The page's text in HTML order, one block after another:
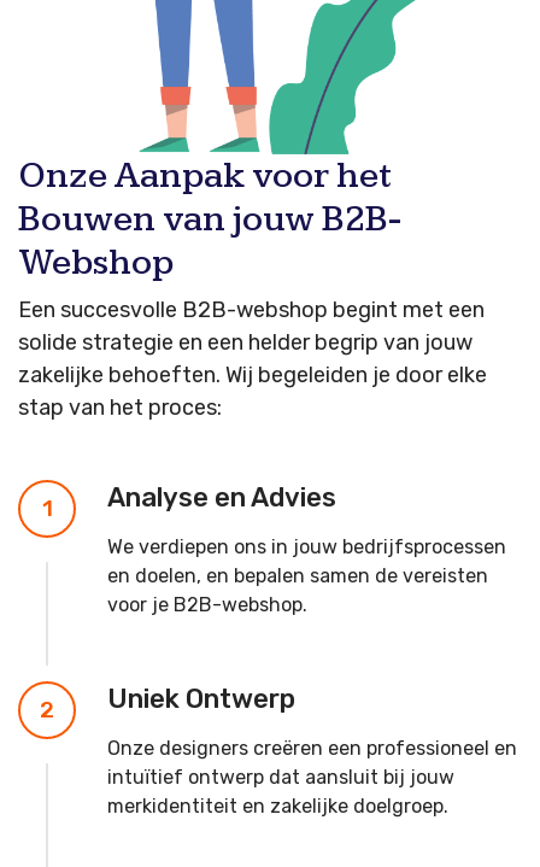
Onze Aanpak voor het
Bouwen van jouw B2B-
Webshop
Een succesvolle B2B-webshop begint met een
solide strategie en een helder begrip van jouw
zakelijke behoeften. Wij begeleiden je door elke
stap van het proces:
1 Analyse en Advies
We verdiepen ons in jouw bedrijfsprocessen
en doelen, en bepalen samen de vereisten
voor je B2B-webshop.
2 Uniek Ontwerp
Onze designers creëren een professioneel en
intuïtief ontwerp dat aansluit bij jouw
merkidentiteit en zakelijke doelgroep.